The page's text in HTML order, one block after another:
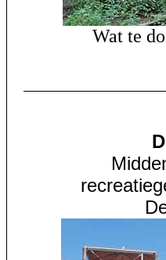
Wat te